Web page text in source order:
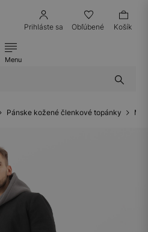
Prihláste sa Obľúbené Košík
Menu
Pánske kožené členkové topánky